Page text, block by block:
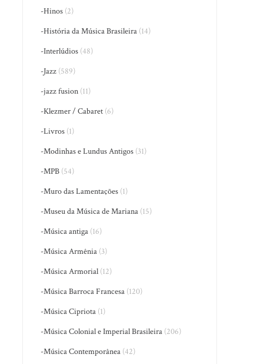
-Hinos (2)
-História da Música Brasileira (14)
-Interlúdios (48)
-Jazz (589)
-jazz fusion (11)
-Klezmer / Cabaret (6)
-Livros (1)
-Modinhas e Lundus Antigos (31)
-MPB (54)
-Muro das Lamentações (1)
-Museu da Música de Mariana (15)
-Música antiga (16)
-Música Armênia (3)
-Música Armorial (12)
-Música Barroca Francesa (120)
-Música Cipriota (1)
-Música Colonial e Imperial Brasileira (206)
-Música Contemporânea (42)